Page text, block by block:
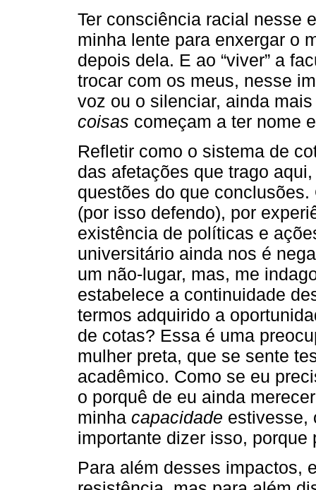
Ter consciência racial nesse
minha lente para enxergar o
depois dela. E ao “viver” a
trocar com os meus, nesse
voz ou o silenciar, ainda
coisas começam a ter nome
Refletir como o sistema de
das afetações que trago
questões do que
(por isso defendo), por
existência de políticas e
universitário ainda nos é
um não-lugar, mas, me
estabelece a continuidade
termos adquirido a
de cotas? Essa é uma
mulher preta, que se sente
acadêmico. Como se eu
o porquê de eu ainda
minha capacidade estivesse,
importante dizer isso,
Para além desses impactos,